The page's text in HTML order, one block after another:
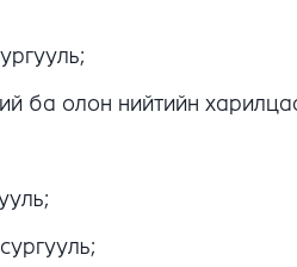
ба олон нийтийн